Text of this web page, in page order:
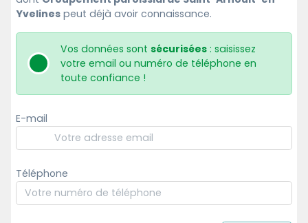
Yvelines peut déjà avoir connaissance.
Vos données sontsécurisées : saisissez
votre email ou numéro de téléphone en
toute confiance !
E-mail
Téléphone